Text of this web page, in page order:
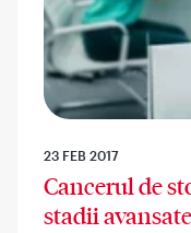
23 FEB 2017
Cancerul de
stadii avansate